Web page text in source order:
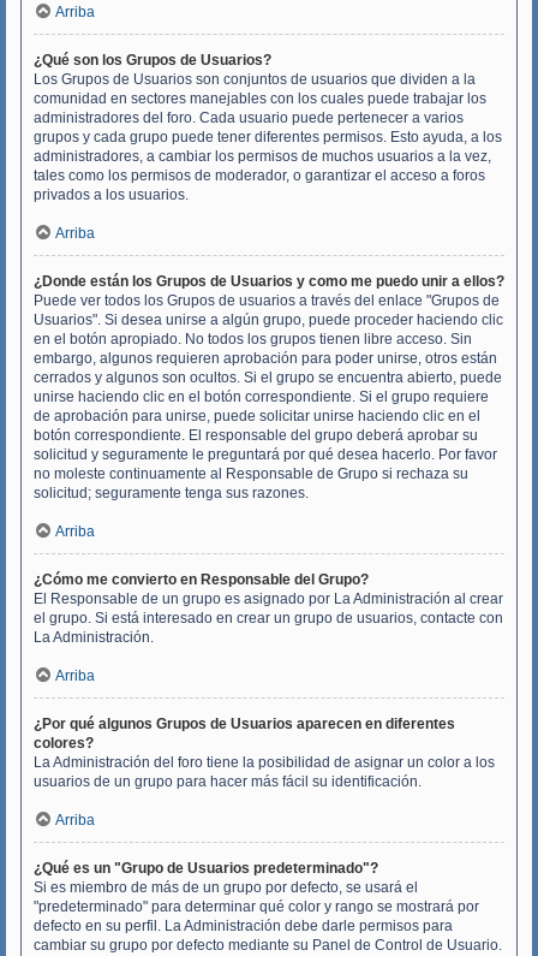
Arriba
¿Qué son los Grupos de Usuarios?
Los Grupos de Usuarios son conjuntos de usuarios que dividen a la
comunidad en sectores manejables con los cuales puede trabajar los
administradores del foro. Cada usuario puede pertenecer a varios
grupos y cada grupo puede tener diferentes permisos. Esto ayuda, a los
administradores, a cambiar los permisos de muchos usuarios a la vez,
tales como los permisos de moderador, o garantizar el acceso a foros
privados a los usuarios.
Arriba
¿Donde están los Grupos de Usuarios y como me puedo unir a ellos?
Puede ver todos los Grupos de usuarios a través del enlace "Grupos de
Usuarios". Si desea unirse a algún grupo, puede proceder haciendo clic
en el botón apropiado. No todos los grupos tienen libre acceso. Sin
embargo, algunos requieren aprobación para poder unirse, otros están
cerrados y algunos son ocultos. Si el grupo se encuentra abierto, puede
unirse haciendo clic en el botón correspondiente. Si el grupo requiere
de aprobación para unirse, puede solicitar unirse haciendo clic en el
botón correspondiente. El responsable del grupo deberá aprobar su
solicitud y seguramente le preguntará por qué desea hacerlo. Por favor
no moleste continuamente al Responsable de Grupo si rechaza su
solicitud; seguramente tenga sus razones.
Arriba
¿Cómo me convierto en Responsable del Grupo?
El Responsable de un grupo es asignado por La Administración al crear
el grupo. Si está interesado en crear un grupo de usuarios, contacte con
La Administración.
Arriba
¿Por qué algunos Grupos de Usuarios aparecen en diferentes
colores?
La Administración del foro tiene la posibilidad de asignar un color a los
usuarios de un grupo para hacer más fácil su identificación.
Arriba
¿Qué es un "Grupo de Usuarios predeterminado"?
Si es miembro de más de un grupo por defecto, se usará el
"predeterminado" para determinar qué color y rango se mostrará por
defecto en su perfil. La Administración debe darle permisos para
cambiar su grupo por defecto mediante su Panel de Control de Usuario.